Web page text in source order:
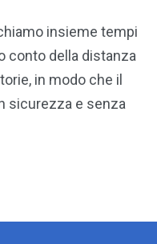
insieme tempi
conto della distanza
in modo che il
sicurezza e senza